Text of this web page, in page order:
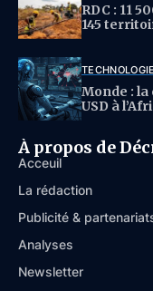
RDC : 11
145
TECHNOLOGIE
Monde :
USD à
À propos de
Acceuil
La rédaction
Publicité &
Analyses
Newsletter